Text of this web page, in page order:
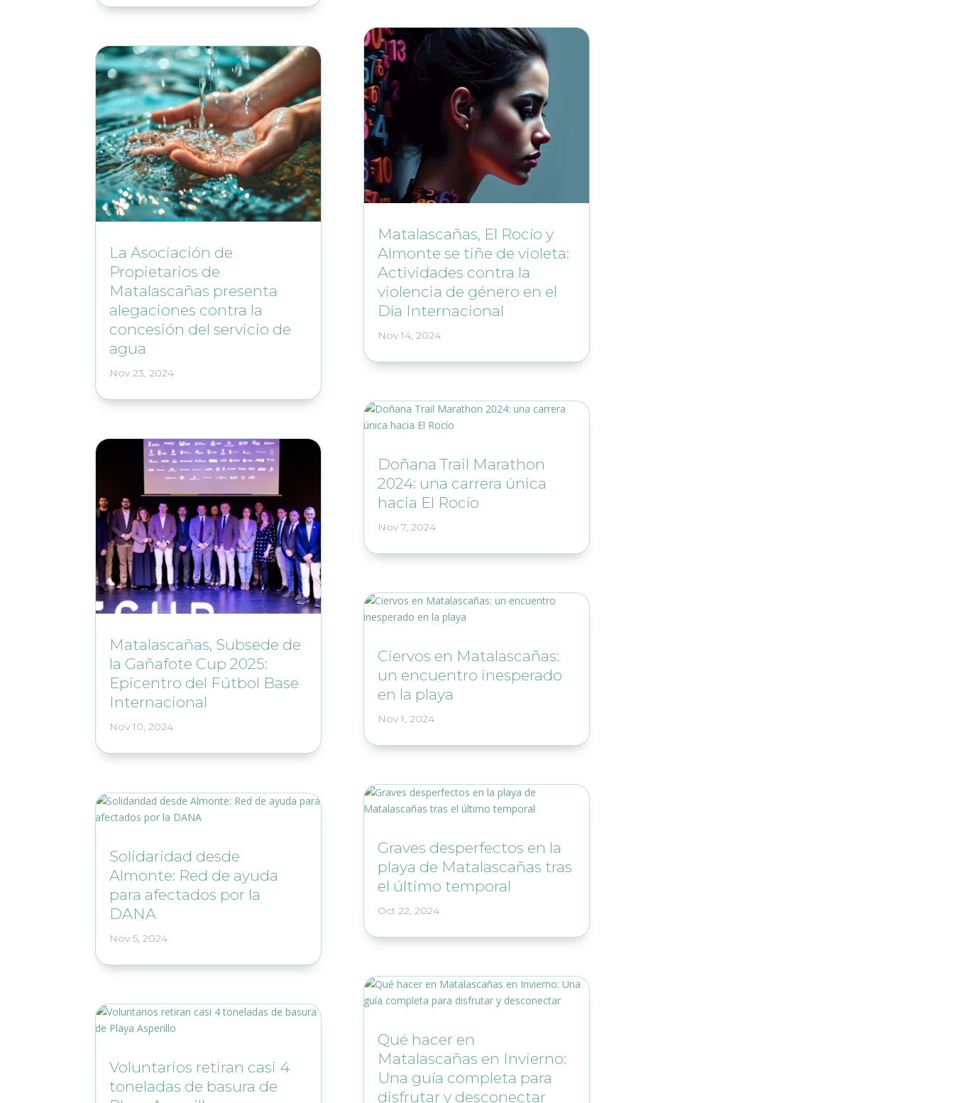
La Asociación de
Propietarios de
Matalascañas presenta
alegaciones contra la
concesión del servicio de
agua
Nov 23, 2024
Matalascañas, Subsede de
la Gañafote Cup 2025:
Epicentro del Fútbol Base
Internacional
Nov 10, 2024
Solidaridad desde
Almonte: Red de ayuda
para afectados por la
DANA
Nov 5, 2024
Voluntarios retiran casi 4
toneladas de basura de
Matalascañas, El Rocío y
Almonte se tiñe de violeta:
Actividades contra la
violencia de género en el
Día Internacional
Nov 14, 2024
Doñana Trail Marathon
2024: una carrera única
hacia El Rocío
Nov 7, 2024
Ciervos en Matalascañas:
un encuentro inesperado
en la playa
Nov 1, 2024
Graves desperfectos en la
playa de Matalascañas tras
el último temporal
Oct 22, 2024
Qué hacer en
Matalascañas en Invierno:
Una guía completa para
disfrutar y desconectar